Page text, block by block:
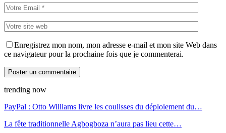
Enregistrez mon nom, mon adresse e-mail et mon site Web dans
ce navigateur pour la prochaine fois que je commenterai.
trending now
PayPal : Otto Williams livre les coulisses du déploiement du…
La fête traditionnelle Agbogboza n’aura pas lieu cette…